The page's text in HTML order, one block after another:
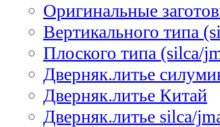
Оригинальные
Вертикального типа
Плоского типа (silca/
Дверняк.литье
Дверняк.литье Китай
Дверняк.литье silca/